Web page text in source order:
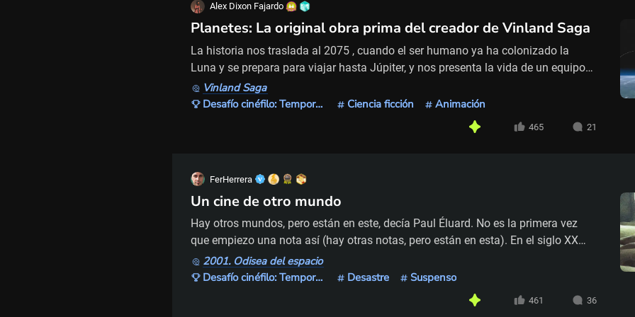
Alex Dixon Fajardo
Planetes: La original obra prima del creador de Vinland Saga
La historia nos traslada al 2075 , cuando el ser humano ya ha colonizado la
Luna y se prepara para viajar hasta Júpiter, y nos presenta la vida de un equipo
de astronautas encargados de recoger los desechos generados por los viajes
espaciales. Una heterogénea y particular tripulación de astronautas ocupa el
escalafón más bajo en las operaciones espaciales en Technora Corporation . Se
Vinland Saga
Desafío cinéfilo: Temporada de ciencia ficción
Ciencia ficción Animación
465 21
FerHerrera
Un cine de otro mundo
Hay otros mundos, pero están en este, decía Paul Éluard. No es la primera vez
que empiezo una nota así (hay otras notas, pero están en esta). En el siglo XX
existió un mundo que ya no está en este. Un mundo que estaba en el Este, en la
región oriental de Europa, tras la llamada cortina de hierro, un mundo que era el
segundo mundo (según Occidente) y que explica el concepto de tercer mundo,
2001. Odisea del espacio
Desafío cinéfilo: Temporada de ciencia ficción
Desastre Suspenso
461 36